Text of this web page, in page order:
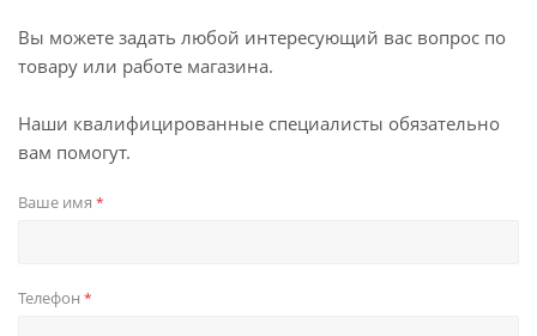
Вы можете задать любой интересующий вас вопрос по
товару или работе магазина.
Наши квалифицированные специалисты обязательно
вам помогут.
Ваше имя *
Телефон *